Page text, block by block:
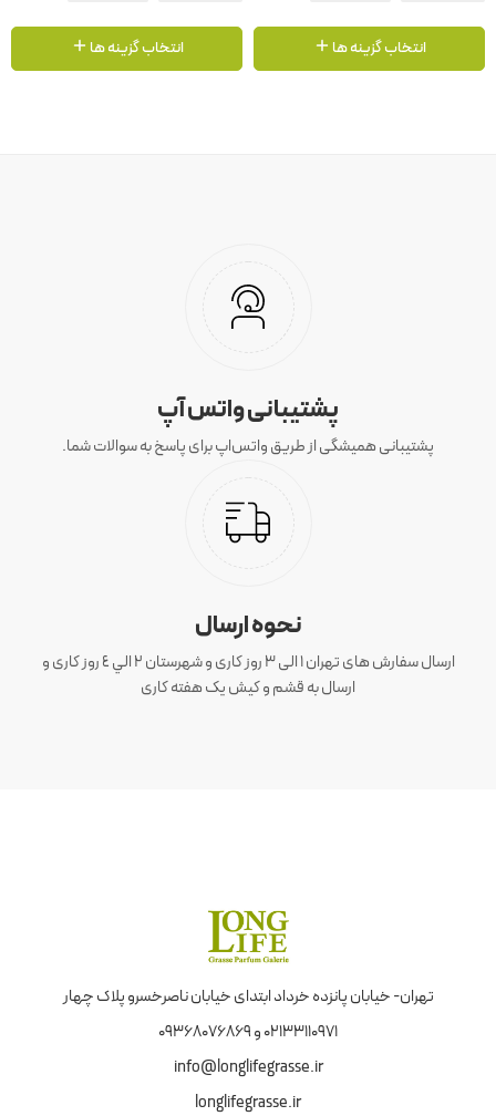
انتخاب گزینه ها انتخاب گزینه ها
پشتیبانی واتس آپ
پشتیبانی همیشگی از طریق واتس‌اپ برای پاسخ به سوالات شما.
نحوه ارسال
ارسال سفارش های تهران 1 الی 3 روز کاری و شهرستان ٢ الي ٤ روز کاری و
ارسال به قشم و کیش یک هفته کاری
تهران- خیابان پانزده خرداد ابتدای خیابان ناصرخسرو پلاک چهار
02133110971 و 09368076869
info@longlifegrasse.ir
longlifegrasse.ir